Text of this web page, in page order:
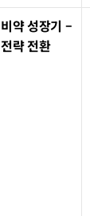
비약 성장기 –
전략 전환